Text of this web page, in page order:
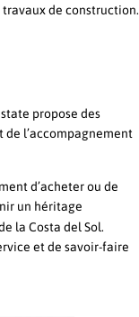
de construction.
propose des
l’accompagnement
d’acheter ou de
un héritage
la Costa del Sol.
et de savoir-faire